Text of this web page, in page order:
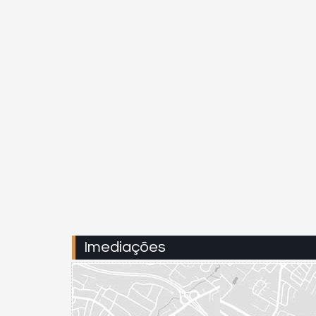
Imediações